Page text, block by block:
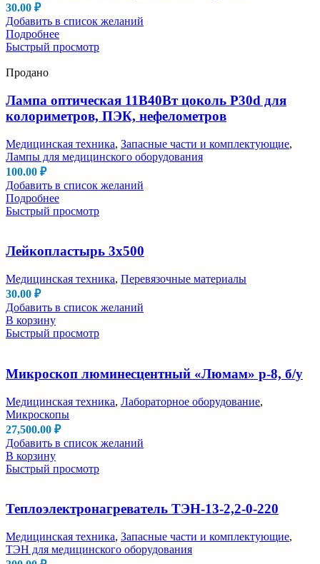
30.00 ₽
Добавить в список желаний
Подробнее
Быстрый просмотр
Продано
Лампа оптическая 11В40Вт цоколь P30d для
колориметров, ПЭК, нефелометров
Медицинская техника, Запасные части и комплектующие,
Лампы для медицинского оборудования
100.00 ₽
Добавить в список желаний
Подробнее
Быстрый просмотр
Лейкопластырь 3х500
Медицинская техника, Перевязочные материалы
30.00 ₽
Добавить в список желаний
В корзину
Быстрый просмотр
Микроскоп люминесцентный «Люмам» р-8, б/у
Медицинская техника, Лабораторное оборудование,
Микроскопы
27,500.00 ₽
Добавить в список желаний
В корзину
Быстрый просмотр
Теплоэлектронагреватель ТЭН-13-2,2-0-220
Медицинская техника, Запасные части и комплектующие,
ТЭН для медицинского оборудования